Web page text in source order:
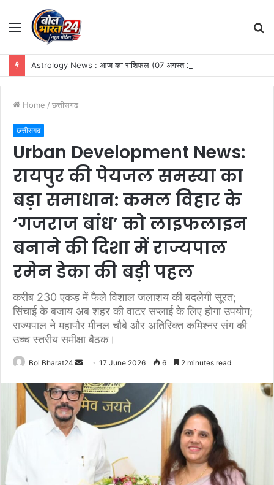
Menu
Home / छत्तीसगढ़
छत्तीसगढ़
Urban Development News:
रायपुर की पेयजल समस्या का
बड़ा समाधान: कमल विहार के
‘गजराज बांध’ को लाइफलाइन
बनाने की दिशा में राज्यपाल
रमेन डेका की बड़ी पहल
करीब 230 एकड़ में फैले विशाल जलाशय की बदलेगी सूरत;
सिंचाई के बजाय अब शहर की वाटर सप्लाई के लिए होगा उपयोग;
राज्यपाल ने महापौर मीनल चौबे और अतिरिक्त कमिश्नर संग की
उच्च स्तरीय समीक्षा बैठक।
Bol Bharat24
Send
email
17 June 2026 6 2 minutes read